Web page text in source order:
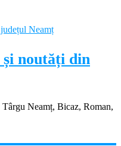
noutăți din
Neamț, Bicaz, Roman,